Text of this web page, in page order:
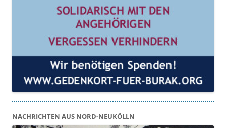
NACHRICHTEN AUS NORD-NEUKÖLLN